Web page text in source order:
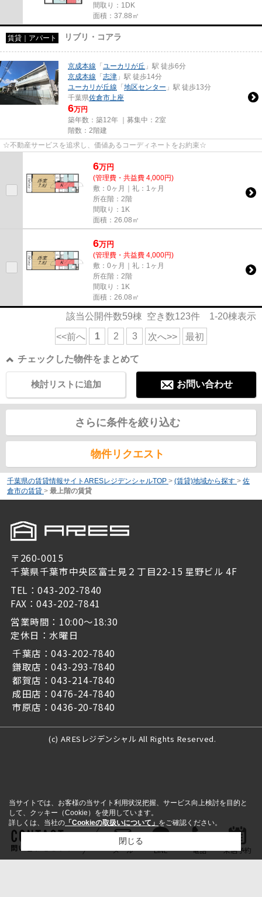
間取り：1DK
面積：37.88㎡
賃貸｜アパート リブリ・コアラ
京成本線 「 ユーカリが丘 」駅 徒歩6分
京成本線 「 志津 」駅 徒歩14分
ユーカリが丘線 「 地区センター 」駅 徒歩13分
千葉県佐倉市上座
6万円
築年数：築12年 ｜募集中： 2室
階数：2階建
☆不動産サービスを追求し、価値あるコーディネートをお約束☆
6万円
(管理費・共益費 4,000円)
敷：0ヶ月｜礼：1ヶ月
所在階：2階
間取り：1K
面積：26.08㎡
6万円
(管理費・共益費 4,000円)
敷：0ヶ月｜礼：1ヶ月
所在階：2階
間取り：1K
面積：26.08㎡
該当公開件数59棟 空き数123件 1-20棟表示
<<前へ 1 2 3 次へ>> 最初
チェックした物件をまとめて
お問い合わせ
検討リストに追加
さらに条件を絞り込む
物件リクエスト
千葉県の賃貸情報サイトARESレジデンシャルTOP > (賃貸)地域から探す > 佐
倉市の賃貸 > 最上階の賃貸
〒260-0015
千葉県千葉市中央区富士見２丁目22-15 星野ビル 4F
TEL：043-202-7840
FAX：043-202-7841
営業時間：10:00～18:30
定休日：水曜日
千葉店：043-202-7840
鎌取店：043-293-7840
都賀店：043-214-7840
成田店：0476-24-7840
市原店：0436-20-7840
(c) ARESレジデンシャル All Rights Reserved.
問い合わせをする メール LINE 電話 来店予約
当サイトでは、お客様の当サイト利用状況把握、サービス向上検討を目的と
して、クッキー（Cookie）を使用しています。
詳しくは、当社の 「Cookieの取扱いについて」 をご確認ください。
閉じる